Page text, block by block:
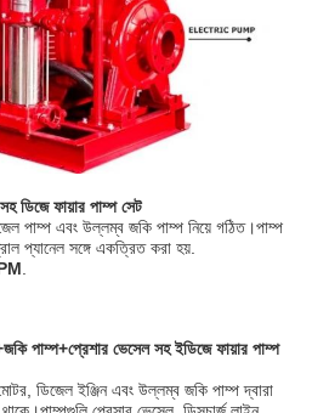
ডিজে ফায়ার পাম্প সেট
পাম্প এবং উল্লম্ব জকি পাম্প নিয়ে গঠিত।পাম্প
প্যানেল সঙ্গে একত্রিত করা হয়.
.
পাম্প+প্রেশার ভেসেল সহ ইডিজে ফায়ার পাম্প
ডিজেল ইঞ্জিন এবং উল্লম্ব জকি পাম্প দ্বারা